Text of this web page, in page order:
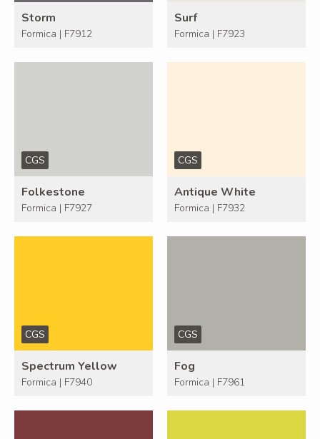
Storm
Formica | F7912
Surf
Formica | F7923
CGS
Folkestone
Formica | F7927
CGS
Antique White
Formica | F7932
CGS
Spectrum Yellow
Formica | F7940
CGS
Fog
Formica | F7961